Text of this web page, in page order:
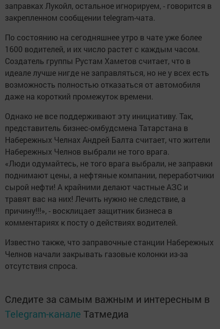
заправках Лукойл, остальное игнорируем, - говорится в
закрепленном сообщении telegram-чата.
По состоянию на сегодняшнее утро в чате уже более
1600 водителей, и их число растет с каждым часом.
Создатель группы Рустам Хаметов считает, что в
идеале лучше нигде не заправляться, но не у всех есть
возможность полностью отказаться от автомобиля
даже на короткий промежуток времени.
Однако не все поддерживают эту инициативу. Так,
представитель бизнес-омбудсмена Татарстана в
Набережных Челнах Андрей Балта считает, что жители
Набережных Челнов выбрали не того врага.
«Люди одумайтесь, не того врага выбрали, не заправки
поднимают цены, а нефтяные компании, переработчики
сырой нефти! А крайними делают частные АЗС и
травят вас на них! Лечить нужно не следствие, а
причину!!!», - восклицает защитник бизнеса в
комментариях к посту о действиях водителей.
Известно также, что заправочные станции Набережных
Челнов начали закрывать газовые колонки из-за
отсутствия спроса.
Следите за самым важным и интересным в
Telegram-канале Татмедиа